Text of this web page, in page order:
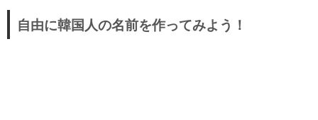
名前
国際郵便(日本→韓国)
自由に韓国人の名前を作ってみよう！